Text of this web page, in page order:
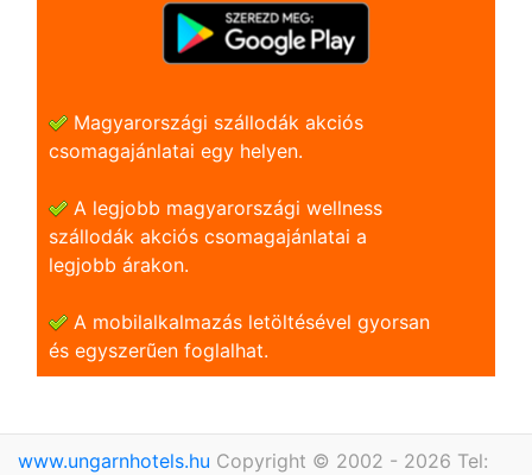
Magyarországi szállodák akciós
csomagajánlatai egy helyen.
A legjobb magyarországi wellness
szállodák akciós csomagajánlatai a
legjobb árakon.
A mobilalkalmazás letöltésével gyorsan
és egyszerũen foglalhat.
www.ungarnhotels.hu Copyright © 2002 - 2026 Tel: